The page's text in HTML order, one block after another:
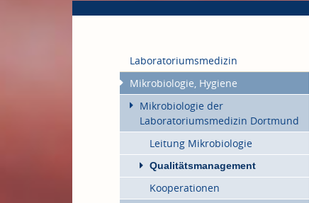
Laboratoriumsmedizin
Mikrobiologie, Hygiene
Mikrobiologie der
Laboratoriumsmedizin Dortmund
Leitung Mikrobiologie
Qualitätsmanagement
Kooperationen